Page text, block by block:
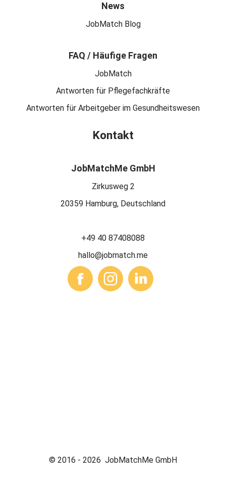
News
JobMatch Blog
FAQ / Häufige Fragen
JobMatch
Antworten für Pflegefachkräfte
Antworten für Arbeitgeber im Gesundheitswesen
Kontakt
JobMatchMe GmbH
Zirkusweg 2
20359 Hamburg, Deutschland
+49 40 87408088
hallo@jobmatch.me
© 2016 - 2026 JobMatchMe GmbH